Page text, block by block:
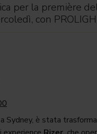
per la première
con
a Sydney, è stata